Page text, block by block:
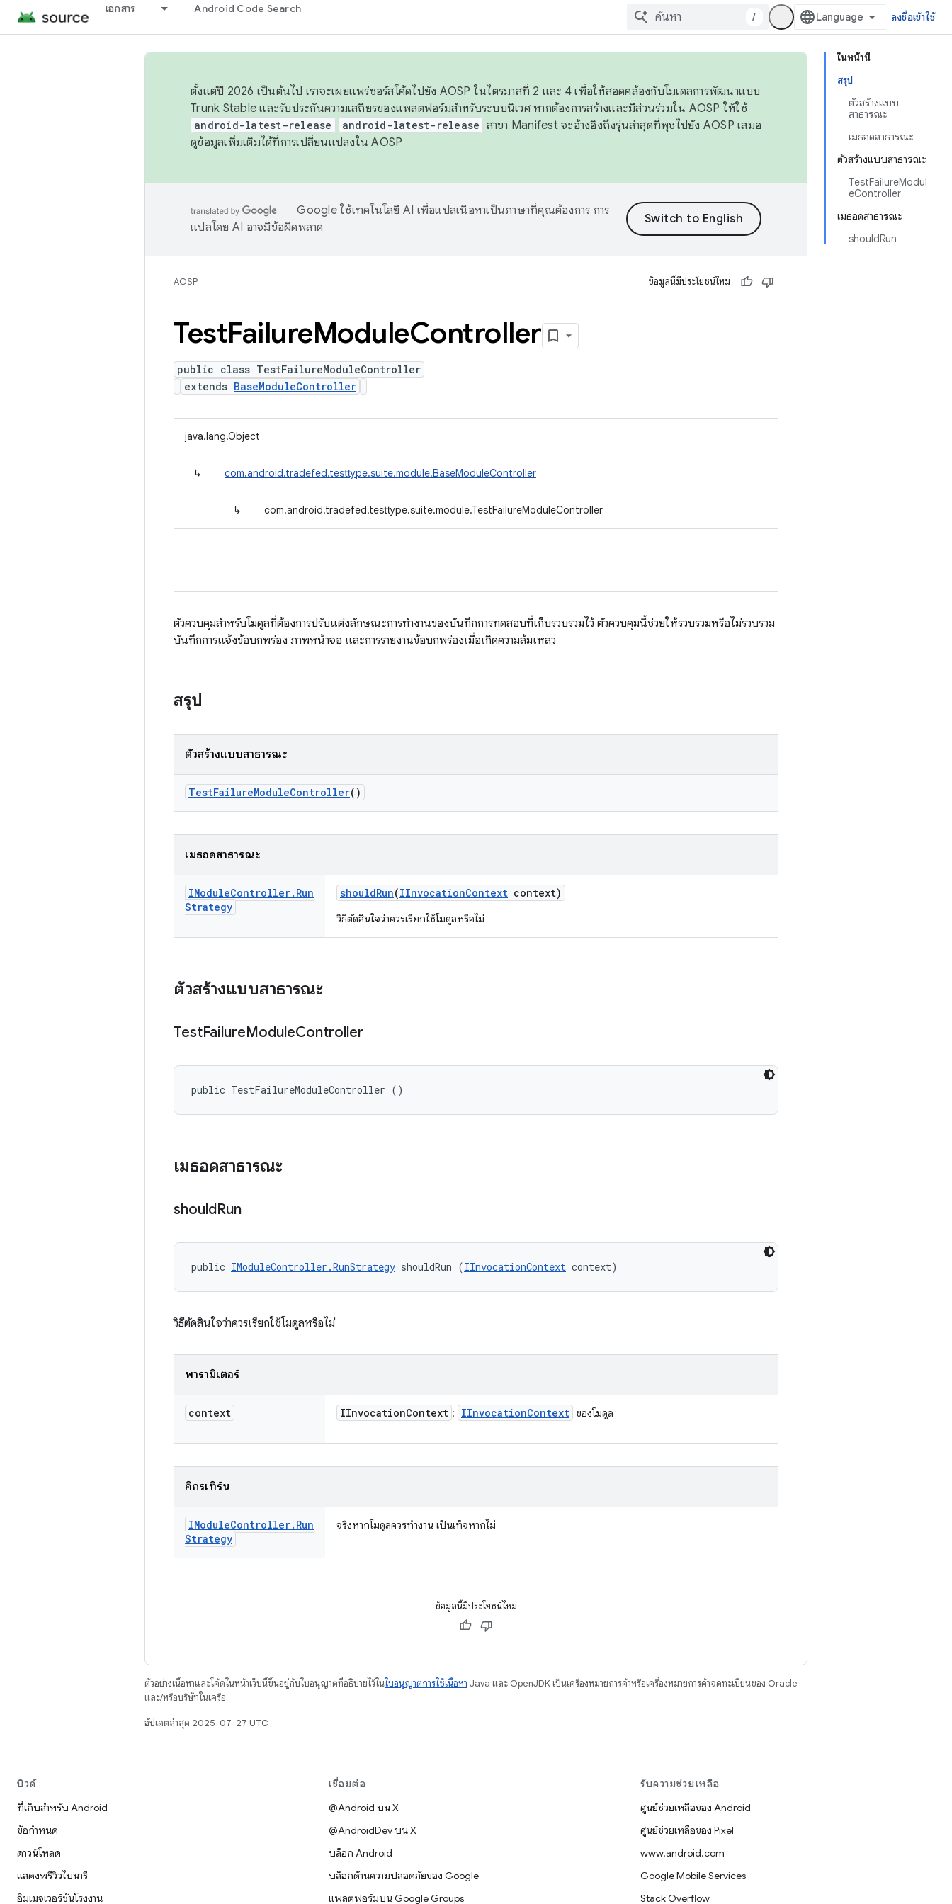
เอกสาร Android Code Search
/ ลงชื่อเข้าใช้
ในหน้านี้
สรุป
ตัวสร้างแบบ
สาธารณะ
เมธอดสาธารณะ
ตัวสร้างแบบสาธารณะ
TestFailureModul
eController
เมธอดสาธารณะ
shouldRun
ตั้งแต่ปี 2026 เป็นต้นไป เราจะเผยแพร่ซอร์สโค้ดไปยัง AOSP ในไตรมาสที่ 2 และ 4 เพื่อให้สอดคล้องกับโมเดลการพัฒนาแบบ
Trunk Stable และรับประกันความเสถียรของแพลตฟอร์มสำหรับระบบนิเวศ หากต้องการสร้างและมีส่วนร่วมใน AOSP ให้ใช้
android-latest-release android-latest-release สาขา Manifest จะอ้างอิงถึงรุ่นล่าสุดที่พุชไปยัง AOSP เสมอ
ดูข้อมูลเพิ่มเติมได้ที่การเปลี่ยนแปลงใน AOSP
Google ใช้เทคโนโลยี AI เพื่อแปลเนื้อหาเป็นภาษาที่คุณต้องการ การ
แปลโดย AI อาจมีข้อผิดพลาด
AOSP ข้อมูลนี้มีประโยชน์ไหม
TestFailureModuleController
public class TestFailureModuleController
extends BaseModuleController
java.lang.Object
↳ com.android.tradefed.testtype.suite.module.BaseModuleController
↳ com.android.tradefed.testtype.suite.module.TestFailureModuleController
ตัวควบคุมสําหรับโมดูลที่ต้องการปรับแต่งลักษณะการทํางานของบันทึกการทดสอบที่เก็บรวบรวมไว้ ตัวควบคุมนี้ช่วยให้รวบรวมหรือไม่รวบรวม
บันทึกการแจ้งข้อบกพร่อง ภาพหน้าจอ และการรายงานข้อบกพร่องเมื่อเกิดความล้มเหลว
สรุป
ตัวสร้างแบบสาธารณะ
TestFailureModuleController()
เมธอดสาธารณะ
IModuleController. Run
Strategy
shouldRun(IInvocationContext context)
วิธีตัดสินใจว่าควรเรียกใช้โมดูลหรือไม่
ตัวสร้างแบบสาธารณะ
TestFailureModuleController
public TestFailureModuleController ()
เมธอดสาธารณะ
shouldRun
public IModuleController.RunStrategy shouldRun (IInvocationContext context)
วิธีตัดสินใจว่าควรเรียกใช้โมดูลหรือไม่
พารามิเตอร์
context IInvocationContext : IInvocationContext ของโมดูล
คิกรีเทิร์น
IModuleController. Run
Strategy
จริงหากโมดูลควรทํางาน เป็นเท็จหากไม่
ข้อมูลนี้มีประโยชน์ไหม
ตัวอย่างเนื้อหาและโค้ดในหน้าเว็บนี้ขึ้นอยู่กับใบอนุญาตที่อธิบายไว้ในใบอนุญาตการใช้เนื้อหา Java และ OpenJDK เป็นเครื่องหมายการค้าหรือเครื่องหมายการค้าจดทะเบียนของ Oracle
และ/หรือบริษัทในเครือ
อัปเดตล่าสุด 2025-07-27 UTC
บิวด์
ที่เก็บสำหรับ Android
ข้อกำหนด
ดาวน์โหลด
แสดงพรีวิวไบนารี
อิมเมจเวอร์ชันโรงงาน
เชื่อมต่อ
@Android บน X
@AndroidDev บน X
บล็อก Android
บล็อกด้านความปลอดภัยของ Google
แพลตฟอร์มบน Google Groups
รับความช่วยเหลือ
ศูนย์ช่วยเหลือของ Android
ศูนย์ช่วยเหลือของ Pixel
www.android.com
Google Mobile Services
Stack Overflow